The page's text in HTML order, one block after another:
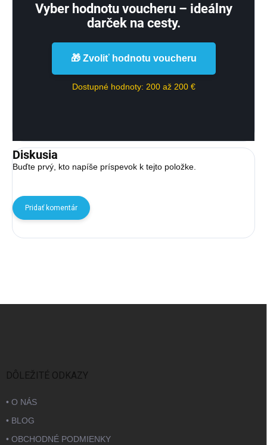
Vyber hodnotu voucheru – ideálny
darček na cesty.
🎁 Zvoliť hodnotu voucheru
Dostupné hodnoty: 200 až 200 €
Diskusia
Buďte prvý, kto napíše príspevok k tejto položke.
Pridať komentár
DÔLEŽITÉ ODKAZY
• O NÁS
• BLOG
• OBCHODNÉ PODMIENKY